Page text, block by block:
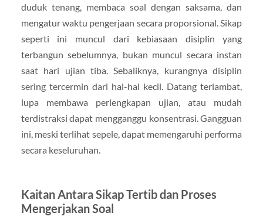
duduk tenang, membaca soal dengan saksama, dan
mengatur waktu pengerjaan secara proporsional. Sikap
seperti ini muncul dari kebiasaan disiplin yang
terbangun sebelumnya, bukan muncul secara instan
saat hari ujian tiba. Sebaliknya, kurangnya disiplin
sering tercermin dari hal-hal kecil. Datang terlambat,
lupa membawa perlengkapan ujian, atau mudah
terdistraksi dapat mengganggu konsentrasi. Gangguan
ini, meski terlihat sepele, dapat memengaruhi performa
secara keseluruhan.
Kaitan Antara Sikap Tertib dan Proses
Mengerjakan Soal